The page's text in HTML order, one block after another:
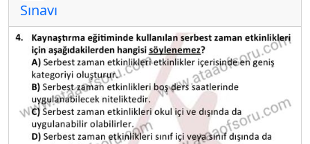
Sınavı